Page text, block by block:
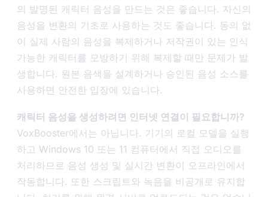
의 발명된 캐릭터 음성을 만드는 것은 좋습니다. 자신의
음성을 변환의 기초로 사용하는 것도 좋습니다. 동의 없
이 실제 사람의 음성을 복제하거나 저작권이 있는 인식
가능한 캐릭터를 모방하기 위해 복제할 때만 문제가 발
생합니다. 원본 음색을 설계하거나 승인된 음성 소스를
사용하면 안전한 입장에 있습니다.
캐릭터 음성을 생성하려면 인터넷 연결이 필요합니까?
VoxBooster에서는 아닙니다. 기기의 로컬 모델을 실행
하고 Windows 10 또는 11 컴퓨터에서 직접 오디오를
처리하므로 음성 생성 및 실시간 변환이 오프라인에서
작동합니다. 또한 스크립트와 녹음을 비공개로 유지합